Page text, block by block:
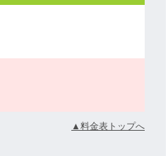
▲料金表トップへ